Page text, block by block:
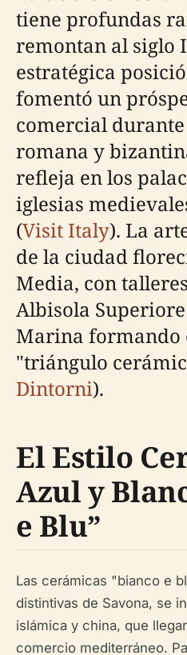
tiene profundas
remontan al siglo
estratégica
fomentó un
comercial durante
romana y
refleja en los
iglesias
(Visit Italy). La
de la ciudad
Media, con
Albisola
Marina formando
"triángulo
Dintorni).
El Estilo
Azul y
e Blu”
Las cerámicas "bianco e
distintivas de Savona, se
islámica y china, que
comercio mediterráneo.